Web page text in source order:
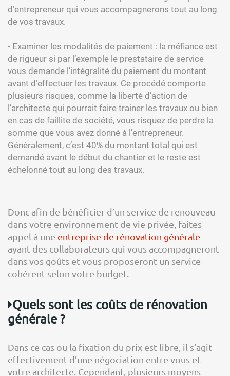
d’entrepreneur qui vous accompagnerons tout au long
de vos travaux.
- Examiner les modalités de paiement : la méfiance est
de rigueur si par l’exemple le prestataire de service
vous demande l’intégralité du paiement du montant
avant d’effectuer les travaux. Ce procédé comporte
plusieurs risques, comme la liberté d’action de
l’architecte qui pourrait faire trainer les travaux ou bien
en cas de faillite de société, vous risquez de perdre la
somme que vous avez donné à l’entrepreneur.
Généralement, c’est 40% du montant total qui est
demandé avant le début du chantier et le reste est
échelonné tout au long des travaux.
Donc afin de bénéficier d’un service de renouveau
dans votre environnement de vie privée, faites
appel à une entreprise de rénovation générale
ayant des collaborateurs qui vous accompagneront
dans vos goûts et vous proposeront un service
cohérent selon votre budget.
Quels sont les coûts de rénovation
générale ?
Dans ce cas ou la fixation du prix est libre, il s’agit
effectivement d’une négociation entre vous et
votre architecte. Cependant, plusieurs moyens